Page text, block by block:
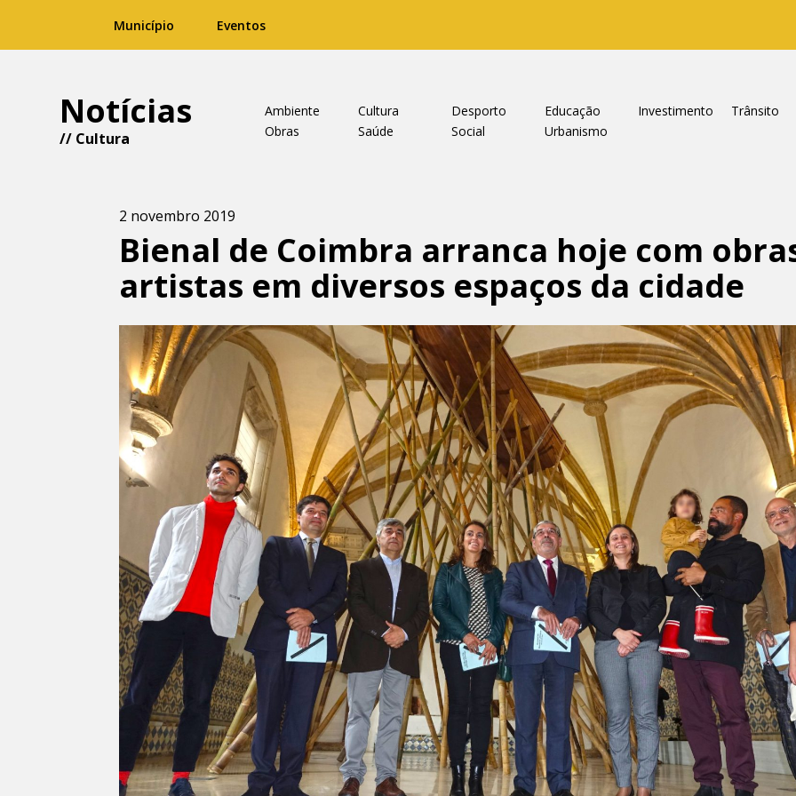
Município Eventos
Notícias
// Cultura
Ambiente Cultura Desporto Educação Investimento
Trânsito
Obras
Saúde Social Urbanismo
2 novembro 2019
Bienal de Coimbra arranca hoje com
artistas em diversos espaços da cidade